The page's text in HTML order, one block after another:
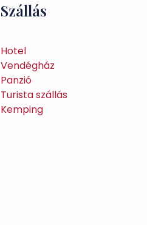
Szállás
Hotel
Vendégház
Panzió
Turista szállás
Kemping